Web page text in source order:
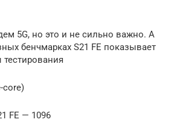
5G, но это и не сильно важно. А
бенчмарках S21 FE показывает
тестирования
core)
FE — 1096